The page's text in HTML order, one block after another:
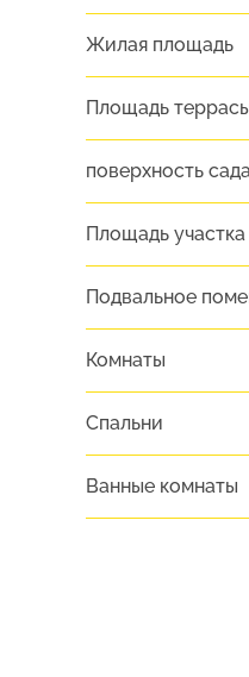
Жилая площадь
Площадь
поверхность
Площадь участка
Подвальное
Комнаты
Спальни
Ванные комнаты